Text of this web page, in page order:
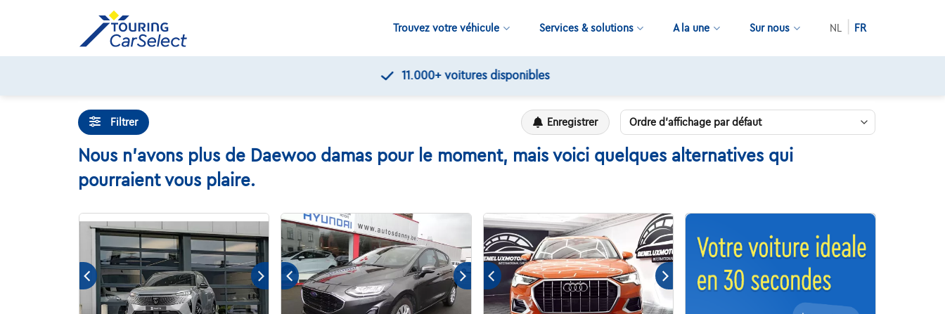
Trouvez votre véhicule Services & solutions A la une Sur nous NL FR
11.000+voitures disponibles
Filtrer Enregistrer
Nous n'avons plus de Daewoo damas pour le moment, mais voici quelques alternatives qui
pourraient vous plaire.